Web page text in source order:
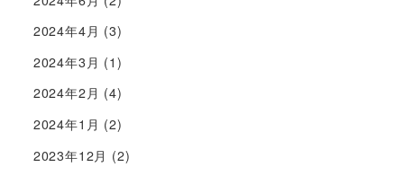
2024年4月 (3)
2024年3月 (1)
2024年2月 (4)
2024年1月 (2)
2023年12月 (2)